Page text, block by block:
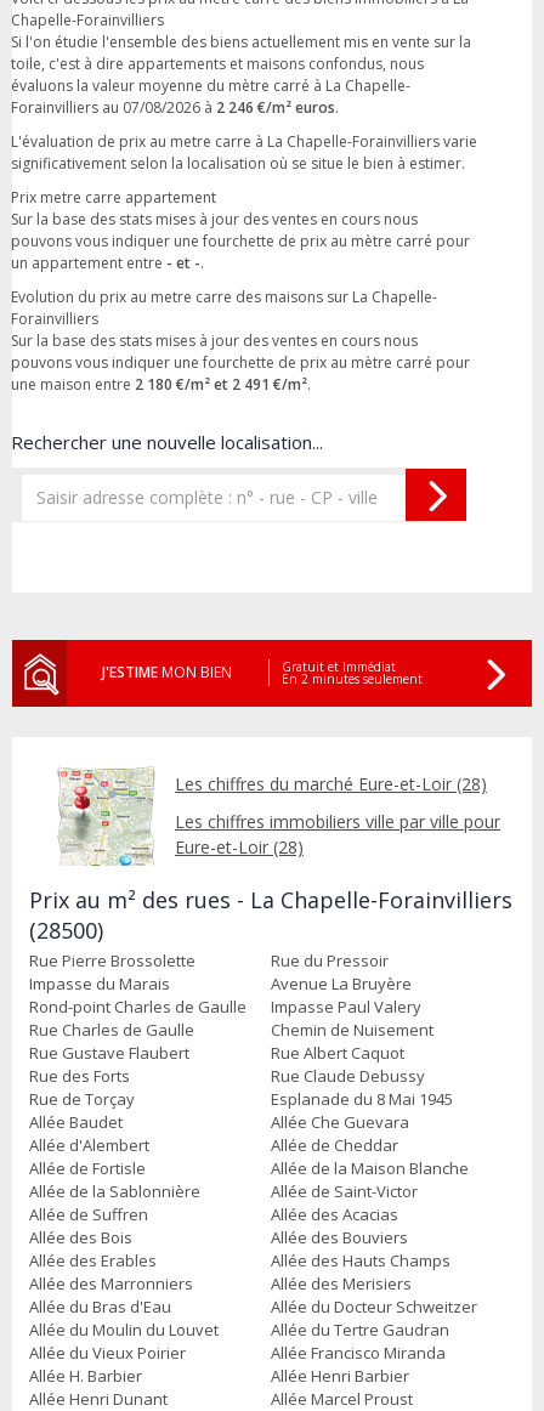
Chapelle-Forainvilliers
Si l'on étudie l'ensemble des biens actuellement mis en vente sur la
toile, c'est à dire appartements et maisons confondus, nous
évaluons la valeur moyenne du mètre carré à La Chapelle-
Forainvilliers au 07/08/2026 à 2 246 €/m² euros.
L'évaluation de prix au metre carre à La Chapelle-Forainvilliers varie
significativement selon la localisation où se situe le bien à estimer.
Prix metre carre appartement
Sur la base des stats mises à jour des ventes en cours nous
pouvons vous indiquer une fourchette de prix au mètre carré pour
un appartement entre - et -.
Evolution du prix au metre carre des maisons sur La Chapelle-
Forainvilliers
Sur la base des stats mises à jour des ventes en cours nous
pouvons vous indiquer une fourchette de prix au mètre carré pour
une maison entre 2 180 €/m² et 2 491 €/m².
Rechercher une nouvelle localisation...
J'ESTIMEMON BIEN Gratuit et Immédiat
En 2 minutes seulement
Les chiffres du marché Eure-et-Loir (28)
Les chiffres immobiliers ville par ville pour
Eure-et-Loir (28)
Prix au m² des rues - La Chapelle-Forainvilliers
(28500)
Rue Pierre Brossolette
Rue du Pressoir
Impasse du Marais
Avenue La Bruyère
Rond-point Charles de Gaulle
Impasse Paul Valery
Rue Charles de Gaulle
Chemin de Nuisement
Rue Gustave Flaubert
Rue Albert Caquot
Rue des Forts
Rue Claude Debussy
Rue de Torçay
Esplanade du 8 Mai 1945
Allée Baudet
Allée Che Guevara
Allée d'Alembert
Allée de Cheddar
Allée de Fortisle
Allée de la Maison Blanche
Allée de la Sablonnière
Allée de Saint-Victor
Allée de Suffren
Allée des Acacias
Allée des Bois
Allée des Bouviers
Allée des Erables
Allée des Hauts Champs
Allée des Marronniers
Allée des Merisiers
Allée du Bras d'Eau
Allée du Docteur Schweitzer
Allée du Moulin du Louvet
Allée du Tertre Gaudran
Allée du Vieux Poirier
Allée Francisco Miranda
Allée H. Barbier
Allée Henri Barbier
Allée Henri Dunant
Allée Marcel Proust